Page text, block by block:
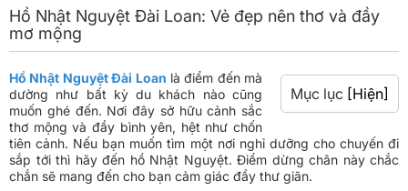
Hồ Nhật Nguyệt Đài Loan: Vẻ đẹp nên thơ và đầy
mơ mộng
Mục lục [Hiện]
Hồ Nhật Nguyệt Đài Loan là điểm đến mà
dường như bất kỳ du khách nào cũng
muốn ghé đến. Nơi đây sở hữu cảnh sắc
thơ mộng và đầy bình yên, hệt như chốn
tiên cảnh. Nếu bạn muốn tìm một nơi nghỉ dưỡng cho chuyến đi
sắp tới thì hãy đến hồ Nhật Nguyệt. Điểm dừng chân này chắc
chắn sẽ mang đến cho bạn cảm giác đầy thư giãn.